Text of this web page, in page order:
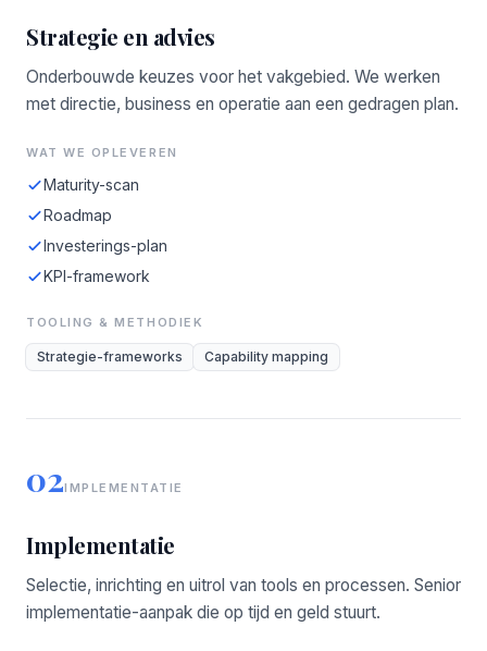
Strategie en advies
Onderbouwde keuzes voor het vakgebied. We werken
met directie, business en operatie aan een gedragen plan.
WAT WE OPLEVEREN
Maturity-scan
Roadmap
Investerings-plan
KPI-framework
TOOLING & METHODIEK
Strategie-frameworks Capability mapping
02IMPLEMENTATIE
Implementatie
Selectie, inrichting en uitrol van tools en processen. Senior
implementatie-aanpak die op tijd en geld stuurt.